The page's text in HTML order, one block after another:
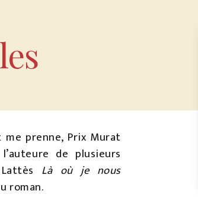
prenne, Prix Murat
de plusieurs
Là où je nous
roman.